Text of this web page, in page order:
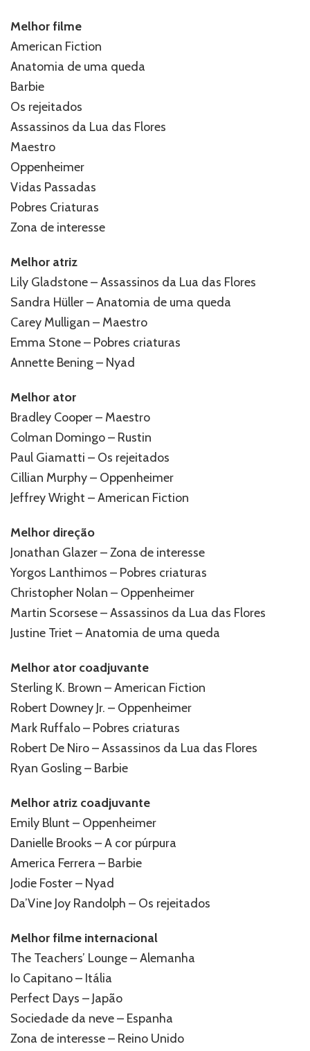
Melhor filme
American Fiction
Anatomia de uma queda
Barbie
Os rejeitados
Assassinos da Lua das Flores
Maestro
Oppenheimer
Vidas Passadas
Pobres Criaturas
Zona de interesse
Melhor atriz
Lily Gladstone – Assassinos da Lua das Flores
Sandra Hüller – Anatomia de uma queda
Carey Mulligan – Maestro
Emma Stone – Pobres criaturas
Annette Bening – Nyad
Melhor ator
Bradley Cooper – Maestro
Colman Domingo – Rustin
Paul Giamatti – Os rejeitados
Cillian Murphy – Oppenheimer
Jeffrey Wright – American Fiction
Melhor direção
Jonathan Glazer – Zona de interesse
Yorgos Lanthimos – Pobres criaturas
Christopher Nolan – Oppenheimer
Martin Scorsese – Assassinos da Lua das Flores
Justine Triet – Anatomia de uma queda
Melhor ator coadjuvante
Sterling K. Brown – American Fiction
Robert Downey Jr. – Oppenheimer
Mark Ruffalo – Pobres criaturas
Robert De Niro – Assassinos da Lua das Flores
Ryan Gosling – Barbie
Melhor atriz coadjuvante
Emily Blunt – Oppenheimer
Danielle Brooks – A cor púrpura
America Ferrera – Barbie
Jodie Foster – Nyad
Da’Vine Joy Randolph – Os rejeitados
Melhor filme internacional
The Teachers’ Lounge – Alemanha
Io Capitano – Itália
Perfect Days – Japão
Sociedade da neve – Espanha
Zona de interesse – Reino Unido